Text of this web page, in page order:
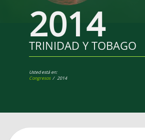
2014
TRINIDAD Y TOBAGO
Usted está en:
Congresos/ 2014